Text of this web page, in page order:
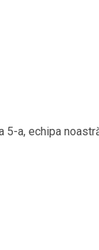
a, echipa